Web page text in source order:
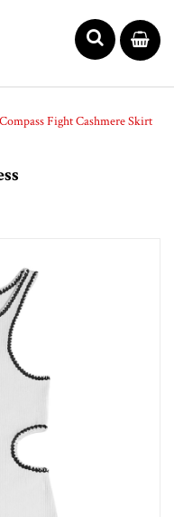
Fight Cashmere Skirt